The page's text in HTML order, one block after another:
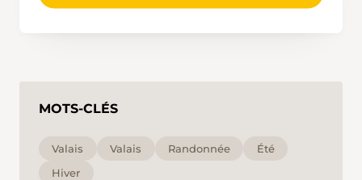
MOTS-CLÉS
Valais Valais Randonnée
Été
Hiver